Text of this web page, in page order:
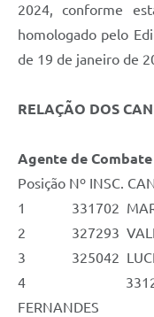
2024, conforme
homologado pelo
de 19 de janeiro de
RELAÇÃO DOS
Agente de Combate
Posição Nº INSC.
1 331702
2 327293
3 325042
4 331283
FERNANDES